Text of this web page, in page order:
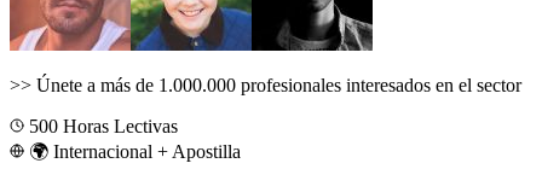
>> Únete a más de 1.000.000 profesionales interesados en el sector
500 Horas Lectivas
🌍 Internacional + Apostilla